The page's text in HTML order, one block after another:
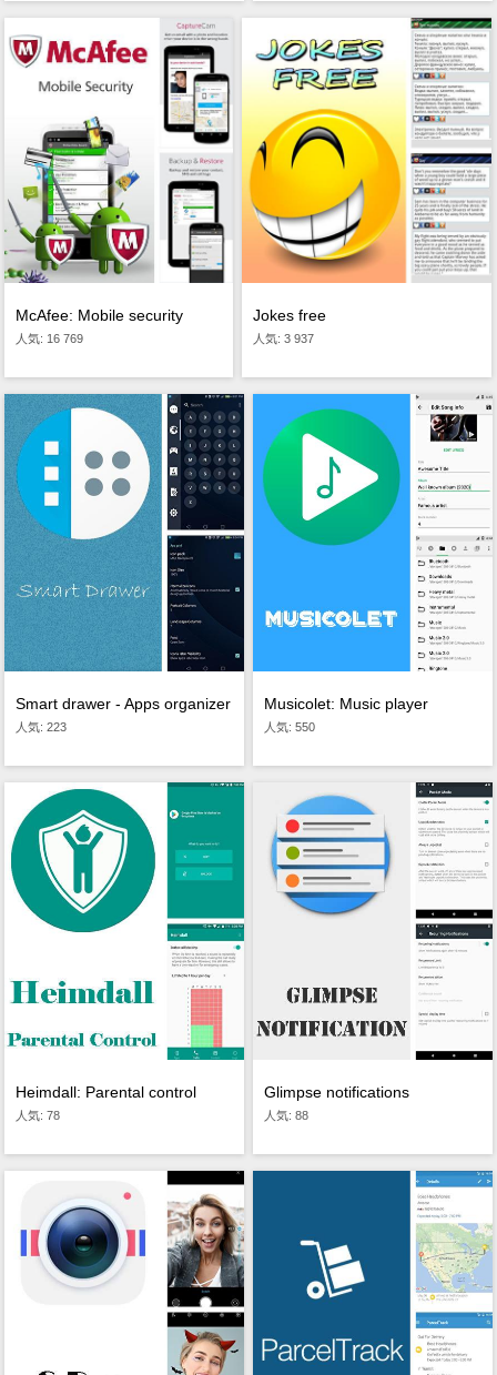
McAfee: Mobile security
人気: 16 769
Jokes free
人気: 3 937
Smart drawer - Apps organizer
人気: 223
Musicolet: Music player
人気: 550
Heimdall: Parental control
人気: 78
Glimpse notifications
人気: 88